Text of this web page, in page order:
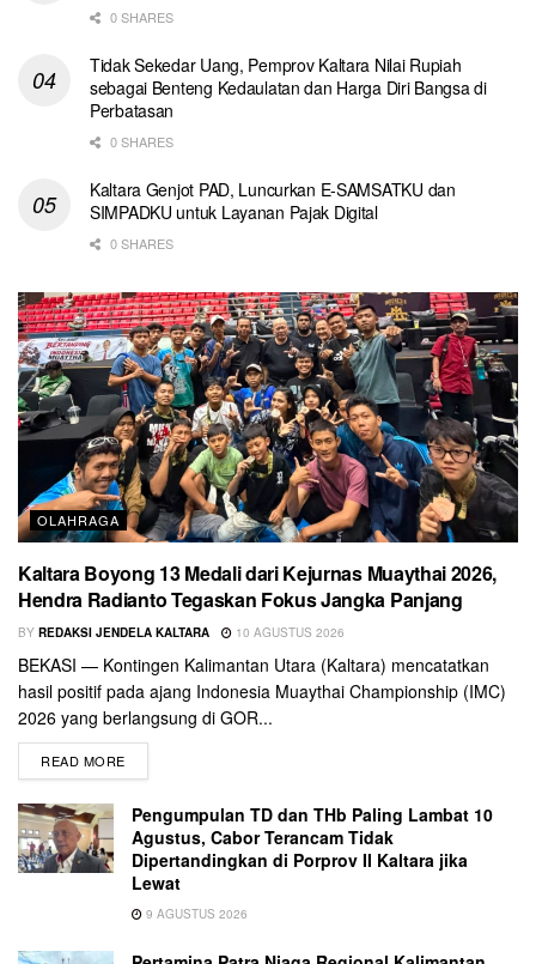
0 SHARES
Tidak Sekedar Uang, Pemprov Kaltara Nilai Rupiah
sebagai Benteng Kedaulatan dan Harga Diri Bangsa di
Perbatasan
0 SHARES
Kaltara Genjot PAD, Luncurkan E-SAMSATKU dan
SIMPADKU untuk Layanan Pajak Digital
0 SHARES
OLAHRAGA
Kaltara Boyong 13 Medali dari Kejurnas Muaythai 2026,
Hendra Radianto Tegaskan Fokus Jangka Panjang
BY REDAKSI JENDELA KALTARA 10 AGUSTUS 2026
BEKASI — Kontingen Kalimantan Utara (Kaltara) mencatatkan
hasil positif pada ajang Indonesia Muaythai Championship (IMC)
2026 yang berlangsung di GOR...
READ MORE
Pengumpulan TD dan THb Paling Lambat 10
Agustus, Cabor Terancam Tidak
Dipertandingkan di Porprov II Kaltara jika
Lewat
9 AGUSTUS 2026